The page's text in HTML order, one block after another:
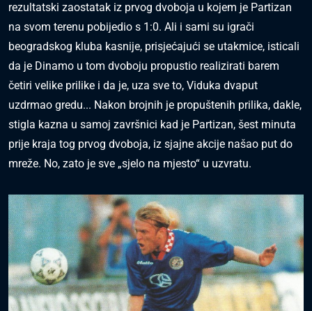
rezultatski zaostatak iz prvog dvoboja u kojem je Partizan
na svom terenu pobijedio s 1:0. Ali i sami su igrači
beogradskog kluba kasnije, prisjećajući se utakmice, isticali
da je Dinamo u tom dvoboju propustio realizirati barem
četiri velike prilike i da je, uza sve to, Viduka dvaput
uzdrmao gredu... Nakon brojnih je propuštenih prilika, dakle,
stigla kazna u samoj završnici kad je Partizan, šest minuta
prije kraja tog prvog dvoboja, iz sjajne akcije našao put do
mreže. No, zato je sve „sjelo na mjesto“ u uzvratu.